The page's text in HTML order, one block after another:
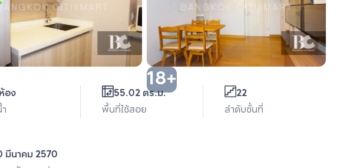
18+
อง
55.02 ตร.ม.
พื้นที่ใช้สอย
22
ลำดับชั้นที่
มีนาคม 2570